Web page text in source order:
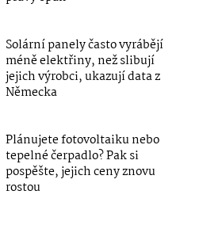
Solární panely často vyrábějí
méně elektřiny, než slibují
jejich výrobci, ukazují data z
Německa
Plánujete fotovoltaiku nebo
tepelné čerpadlo? Pak si
pospěšte, jejich ceny znovu
rostou